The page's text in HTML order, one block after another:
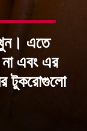
এতে
না এবং এর
টুকরোগুলো